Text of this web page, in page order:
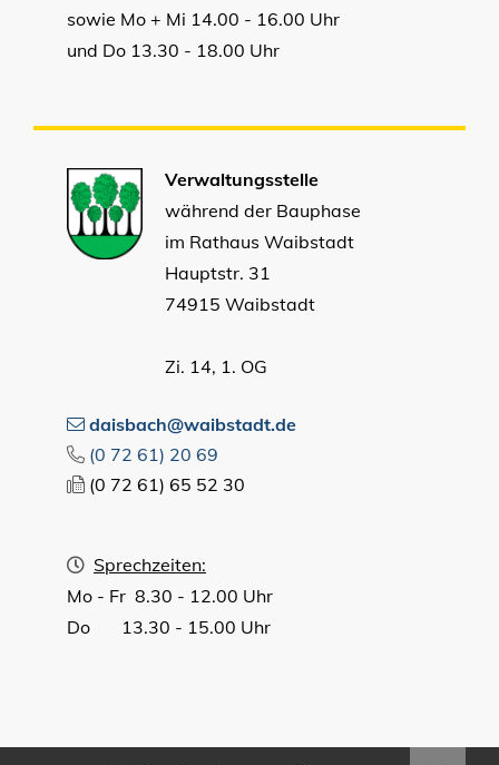
sowie Mo + Mi 14.00 - 16.00 Uhr
und Do 13.30 - 18.00 Uhr
Verwaltungsstelle
während der Bauphase
im Rathaus Waibstadt
Hauptstr. 31
74915 Waibstadt
Zi. 14, 1. OG
daisbach@waibstadt.de
(0 72 61) 20 69
(0 72 61) 65 52 30
Sprechzeiten:
Mo - Fr 8.30 - 12.00 Uhr
Do 13.30 - 15.00 Uhr